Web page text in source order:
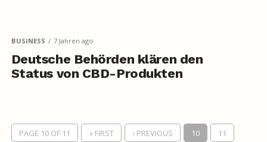
BUSINESS 7 Jahren ago
Deutsche Behörden klären den
Status von CBD-Produkten
PAGE 10 OF 11 « FIRST ‹ PREVIOUS 10
11